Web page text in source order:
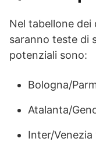
Nel tabellone dei
saranno teste di
potenziali sono:
Bologna/
Atalanta/
Inter/